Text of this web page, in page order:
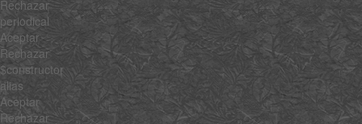
Rechazar
periodical
Aceptar
Rechazar
$constructor
alias
Aceptar
Rechazar